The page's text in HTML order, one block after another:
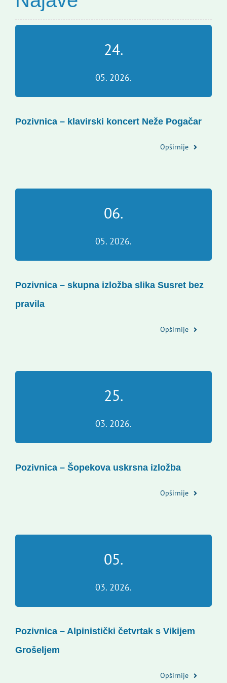
24.
05. 2026.
Pozivnica – klavirski koncert Neže Pogačar
Opširnije
06.
05. 2026.
Pozivnica – skupna izložba slika Susret bez
pravila
Opširnije
25.
03. 2026.
Pozivnica – Šopekova uskrsna izložba
Opširnije
05.
03. 2026.
Pozivnica – Alpinistički četvrtak s Vikijem
Grošeljem
Opširnije